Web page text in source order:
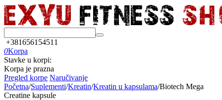
+381656154511
0Korpa
Stavke u korpi:
Korpa je prazna
Pregled korpe Naručivanje
Početna/Suplementi/Kreatin/Kreatin u kapsulama/Biotech Mega
Creatine kapsule